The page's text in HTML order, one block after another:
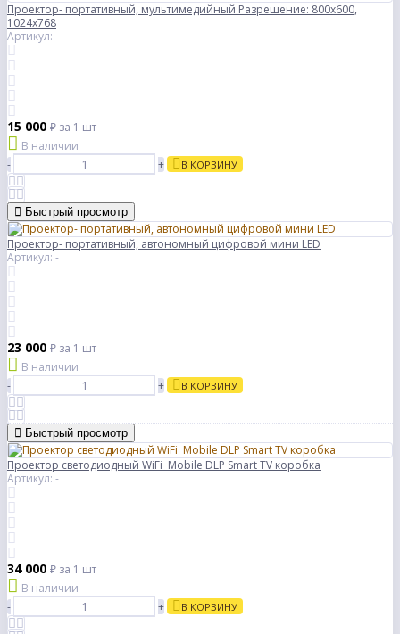
Проектор- портативный, мультимедийный Разрешение: 800x600,
1024x768
Артикул: -
15 000 ₽ за 1 шт
В наличии
-
+ В КОРЗИНУ
Быстрый просмотр
Проектор- портативный, автономный цифровой мини LED
Артикул: -
23 000 ₽ за 1 шт
В наличии
-
+ В КОРЗИНУ
Быстрый просмотр
Проектор светодиодный WiFi Mobile DLP Smart TV коробка
Артикул: -
34 000 ₽ за 1 шт
В наличии
-
+ В КОРЗИНУ